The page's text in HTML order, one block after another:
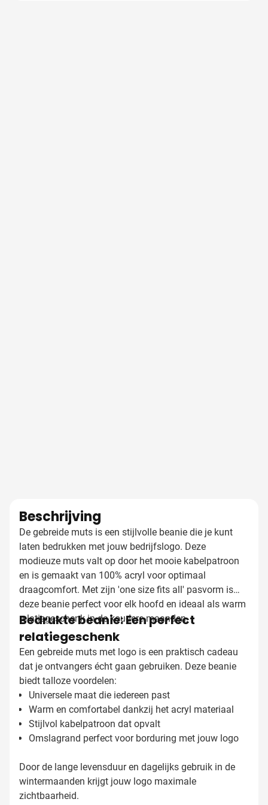
Beschrijving
De gebreide muts is een stijlvolle beanie die je kunt
laten bedrukken met jouw bedrijfslogo. Deze
modieuze muts valt op door het mooie kabelpatroon
en is gemaakt van 100% acryl voor optimaal
draagcomfort. Met zijn 'one size fits all' pasvorm is
deze beanie perfect voor elk hoofd en ideaal als warm
relatiegeschenk in de koudere maanden.
Bedrukte beanie: Een perfect
relatiegeschenk
Een gebreide muts met logo is een praktisch cadeau
dat je ontvangers écht gaan gebruiken. Deze beanie
biedt talloze voordelen:
Universele maat die iedereen past
Warm en comfortabel dankzij het acryl materiaal
Stijlvol kabelpatroon dat opvalt
Omslagrand perfect voor borduring met jouw logo
Door de lange levensduur en dagelijks gebruik in de
wintermaanden krijgt jouw logo maximale
zichtbaarheid.